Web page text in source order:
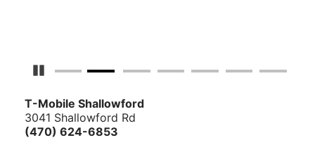
Detener carrusel
T-Mobile Shallowford
3041 Shallowford Rd
(470) 624-6853